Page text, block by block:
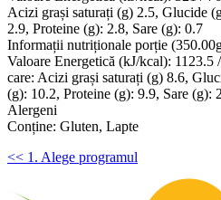
Acizi grași saturați (g) 2.5, Glucide
2.9, Proteine (g): 2.8, Sare (g): 0.7
Informații nutriționale porție
Valoare Energetică (kJ/kcal):
care: Acizi grași saturați (g) 8.6,
(g): 10.2, Proteine (g): 9.9, Sare (g):
Alergeni
Conține: Gluten, Lapte
<< 1. Alege programul